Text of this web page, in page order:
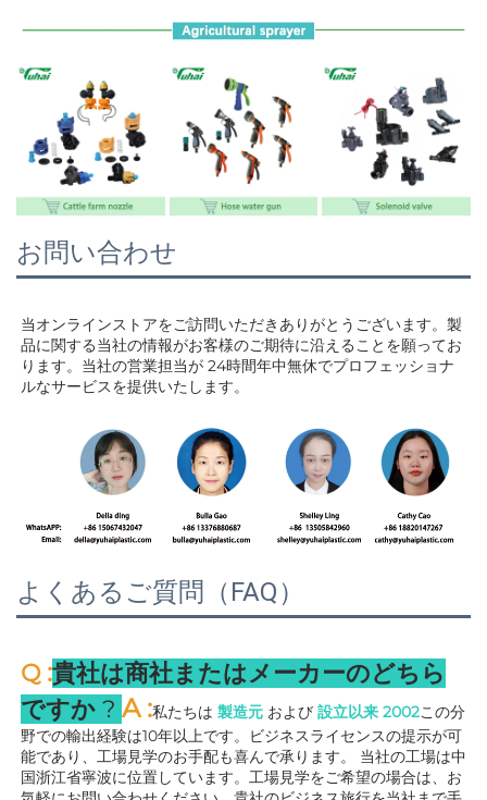
お問い合わせ
当オンラインストアをご訪問いただきありがとうございます。製
品に関する当社の情報がお客様のご期待に沿えることを願ってお
ります。当社の営業担当が 24時間年中無休でプロフェッショナ
ルなサービスを提供いたします。
よくあるご質問（FAQ）
Q :貴社は商社またはメーカーのどちら
ですか ? A :私たちは 製造元 および 設立以来 2002この分
野での輸出経験は10年以上です。ビジネスライセンスの提示が可
能であり、工場見学のお手配も喜んで承ります。 当社の工場は中
国浙江省寧波に位置しています。工場見学をご希望の場合は、お